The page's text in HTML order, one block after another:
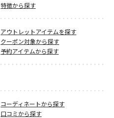
特徴から探す
アウトレットアイテムを探す
クーポン対象から探す
予約アイテムから探す
コーディネートから探す
口コミから探す